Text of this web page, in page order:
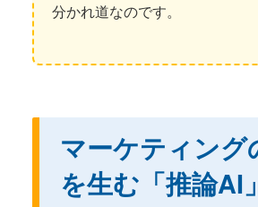
分かれ道なのです。
マーケティング
を生む「推論AI